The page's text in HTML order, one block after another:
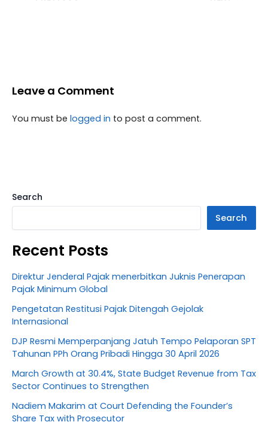
Leave a Comment
You must be logged in to post a comment.
Search
Search
Recent Posts
Direktur Jenderal Pajak menerbitkan Juknis Penerapan
Pajak Minimum Global
Pengetatan Restitusi Pajak Ditengah Gejolak
Internasional
DJP Resmi Memperpanjang Jatuh Tempo Pelaporan SPT
Tahunan PPh Orang Pribadi Hingga 30 April 2026
March Growth at 30.4%, State Budget Revenue from Tax
Sector Continues to Strengthen
Nadiem Makarim at Court Defending the Founder’s
Share Tax with Prosecutor